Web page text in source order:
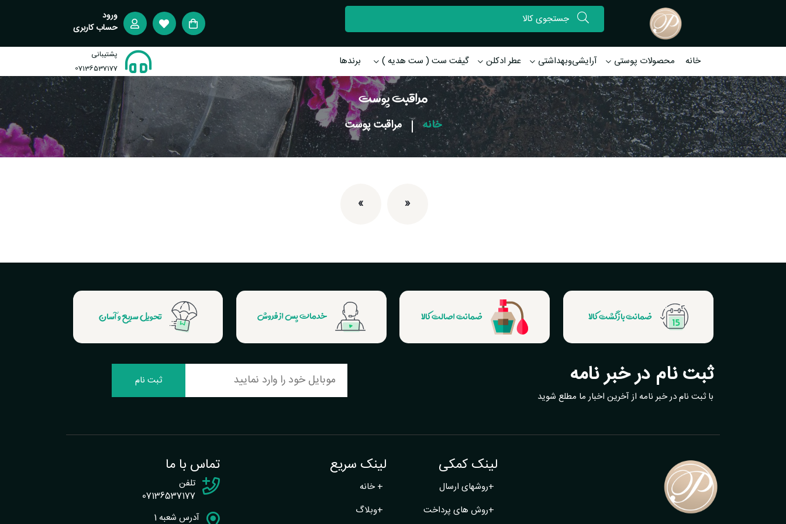
ورود
حساب کاربری
خانه محصولات پوستی آرایشی‌وبهداشتی عطر ادکلن گیفت ست ( ست هدیه ) برندها
پشتیبانی
07136537177
مراقبت پوست
خانه | مراقبت پوست
«اولین »آخرین
ضمانت بازگشت کالا ضمانت اصالت کالا خدمات پس از فروش تحویل سریع و آسان
ثبت نام در خبر نامه
با ثبت نام در خبر نامه از آخرین اخبار ما مطلع شوید
ثبت نام
لینک کمکی
+روشهای ارسال
+روش های پرداخت
لینک سریع
+خانه
+وبلاگ
تماس با ما
تلفن
07136537177
آدرس شعبه 1